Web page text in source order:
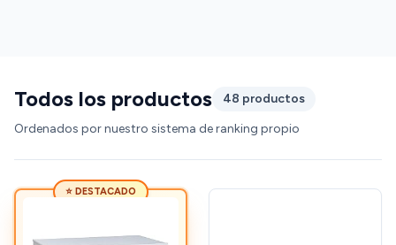
Todos los productos
48 productos
Ordenados por nuestro sistema de ranking propio
⭐ DESTACADO